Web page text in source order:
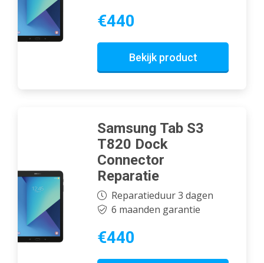
€440
Bekijk product
Samsung Tab S3
T820 Dock
Connector
Reparatie
Reparatieduur 3 dagen
6 maanden garantie
€440